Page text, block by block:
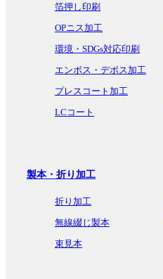
箔押し印刷
OPニス加工
環境・SDGs対応印刷
エンボス・デボス加工
プレスコート加工
LCコート
製本・折り加工
折り加工
無線綴じ製本
束見本